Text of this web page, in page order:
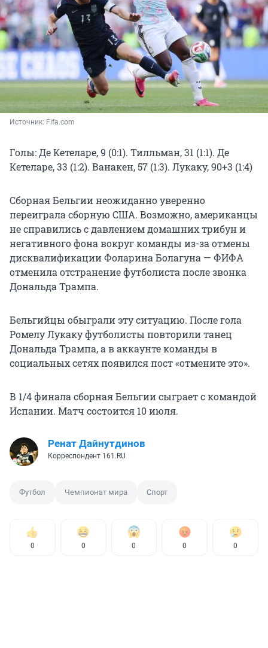
Источник: Fifa.com
Голы: Де Кетеларе, 9 (0:1). Тилльман, 31 (1:1). Де
Кетеларе, 33 (1:2). Ванакен, 57 (1:3). Лукаку, 90+3 (1:4)
Сборная Бельгии неожиданно уверенно
переиграла сборную США. Возможно, американцы
не справились с давлением домашних трибун и
негативного фона вокруг команды из-за отмены
дисквалификации Фоларина Болагуна — ФИФА
отменила отстранение футболиста после звонка
Дональда Трампа.
Бельгийцы обыграли эту ситуацию. После гола
Ромелу Лукаку футболисты повторили танец
Дональда Трампа, а в аккаунте команды в
социальных сетях появился пост «отмените это».
В 1/4 финала сборная Бельгии сыграет с командой
Испании. Матч состоится 10 июля.
Ренат Дайнутдинов
Корреспондент 161.RU
Футбол Чемпионат мира Спорт
0 0 0 0 0